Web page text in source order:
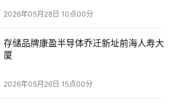
价值落地
家生态伙伴，构建起免重构、低成
。智博会现场集中呈现了材料计算、
智能制造、科学大模型等多个前沿领
2026年05月28日 10点00分
存储品牌康盈半导体乔迁新址前海人寿大
厦
2026年05月26日 15点00分